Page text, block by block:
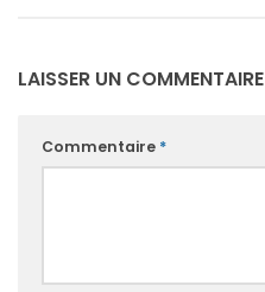
LAISSER UN COMMENTAIRE
Commentaire *